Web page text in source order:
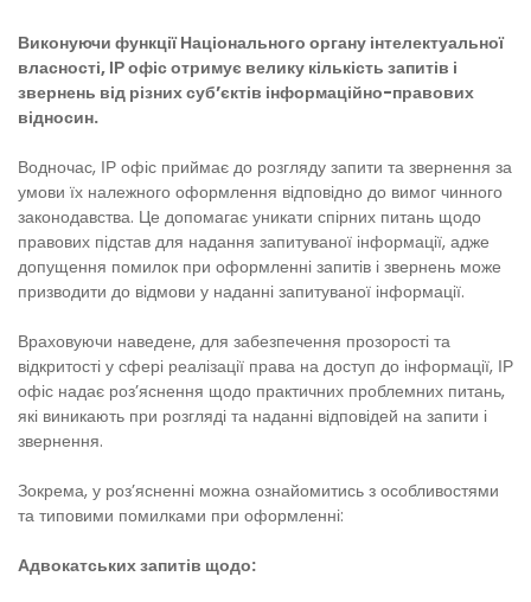
Виконуючи функції Національного органу інтелектуальної
власності, ІР офіс отримує велику кількість запитів і
звернень від різних суб’єктів інформаційно-правових
відносин.
Водночас, ІР офіс приймає до розгляду запити та звернення за
умови їх належного оформлення відповідно до вимог чинного
законодавства. Це допомагає уникати спірних питань щодо
правових підстав для надання запитуваної інформації, адже
допущення помилок при оформленні запитів і звернень може
призводити до відмови у наданні запитуваної інформації.
Враховуючи наведене, для забезпечення прозорості та
відкритості у сфері реалізації права на доступ до інформації, ІР
офіс надає роз’яснення щодо практичних проблемних питань,
які виникають при розгляді та наданні відповідей на запити і
звернення.
Зокрема, у роз’ясненні можна ознайомитись з особливостями
та типовими помилками при оформленні:
Адвокатських запитів щодо: